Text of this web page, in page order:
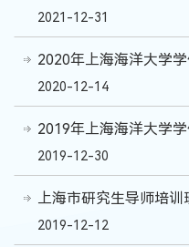
2021-12-31
2020年上海海洋大学
2020-12-14
2019年上海海洋大学
2019-12-30
上海市研究生导师培训
2019-12-12